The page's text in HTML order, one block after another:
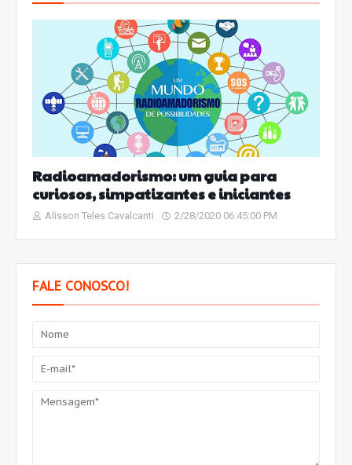
Radioamadorismo: um guia para
curiosos, simpatizantes e iniciantes
Alisson Teles Cavalcanti 2/28/2020 06:45:00 PM
FALE CONOSCO!